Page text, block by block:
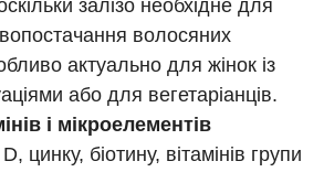
залізо необхідне для
волосяних
актуально для жінок із
або для вегетаріанців.
і мікроелементів
цинку, біотину, вітамінів групи